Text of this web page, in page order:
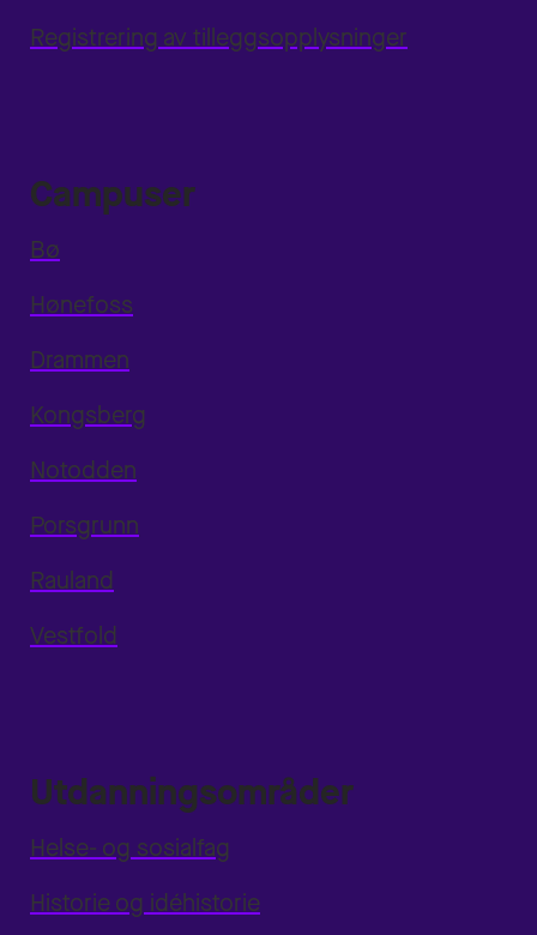
Registrering av tilleggsopplysninger
Campuser
Bø
Hønefoss
Drammen
Kongsberg
Notodden
Porsgrunn
Rauland
Vestfold
Utdanningsområder
Helse- og sosialfag
Historie og idéhistorie